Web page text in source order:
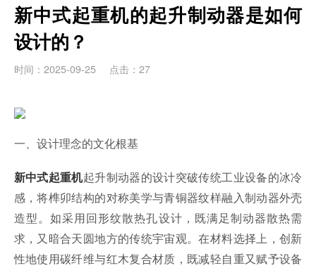
新中式起重机的起升制动器是如何
设计的？
时间：2025-09-25 点击：27
一、设计理念的文化根基
新中式起重机起升制动器的设计突破传统工业设备的冰冷
感，将榫卯结构的对称美学与青铜器纹样融入制动器外壳
造型。如采用回形纹散热孔设计，既满足制动器散热需
求，又暗合天圆地方的传统宇宙观。在材料选择上，创新
性地使用碳纤维与红木复合材质，既减轻自重又赋予设备